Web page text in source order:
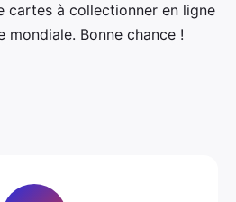
cartes à collectionner en ligne
mondiale. Bonne chance !